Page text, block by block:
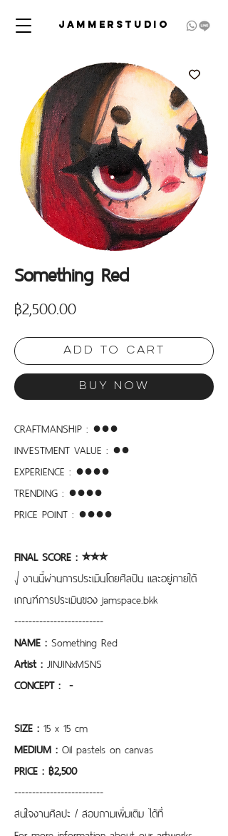
JAMMERSTUDIO
Something Red
฿2,500.00Price
Add to Cart
Buy Now
CRAFTMANSHIP : ●●●
INVESTMENT VALUE : ●●
EXPERIENCE : ●●●●
TRENDING : ●●●●
PRICE POINT : ●●●●
FINAL SCORE : ⭐︎⭐︎⭐︎
⎷งานนี้ผ่านการประเมินโดยศิลปิน และอยู่ภายใต้
เกณฑ์การประเมินของ jamspace.bkk
-------------------------
NAME : Something Red
Artist : JINJINxMSNS
CONCEPT :  -
SIZE : 15 x 15 cm
MEDIUM : Oil pastels on canvas
PRICE : ฿2,500
-------------------------
สนใจงานศิลปะ / สอบถามเพิ่มเติม ได้ที่